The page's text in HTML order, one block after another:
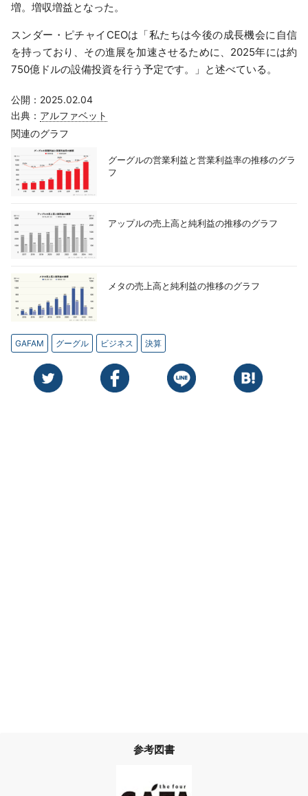
増。増収増益となった。
スンダー・ピチャイCEOは「私たちは今後の成長機会に自信
を持っており、その進展を加速させるために、2025年には約
750億ドルの設備投資を行う予定です。」と述べている。
公開：2025.02.04
出典： アルファベット
関連のグラフ
グーグルの営業利益と営業利益率の推移のグラ
フ
アップルの売上高と純利益の推移のグラフ
メタの売上高と純利益の推移のグラフ
GAFAM グーグル ビジネス 決算
参考図書